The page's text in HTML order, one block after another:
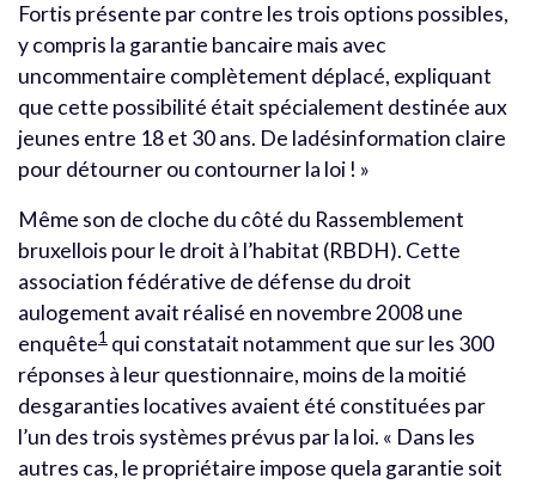
Fortis présente par contre les trois options possibles,
y compris la garantie bancaire mais avec
uncommentaire complètement déplacé, expliquant
que cette possibilité était spécialement destinée aux
jeunes entre 18 et 30 ans. De ladésinformation claire
pour détourner ou contourner la loi ! »
Même son de cloche du côté du Rassemblement
bruxellois pour le droit à l’habitat (RBDH). Cette
association fédérative de défense du droit
aulogement avait réalisé en novembre 2008 une
enquête1 qui constatait notamment que sur les 300
réponses à leur questionnaire, moins de la moitié
desgaranties locatives avaient été constituées par
l’un des trois systèmes prévus par la loi. « Dans les
autres cas, le propriétaire impose quela garantie soit